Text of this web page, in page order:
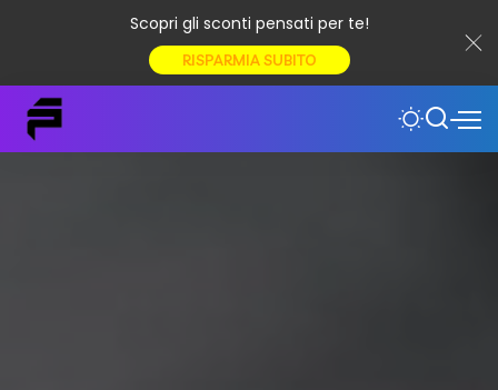
Scopri gli sconti pensati per te!
RISPARMIA SUBITO